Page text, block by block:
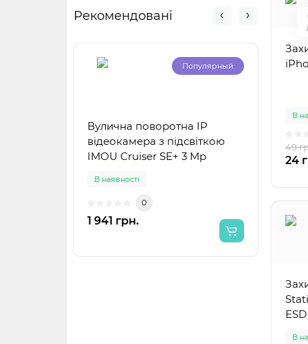
Рекомендовані
Популярный
Вулична поворотна IP
відеокамера з підсвіткою
IMOU Cruiser SE+ 3 Mp
В наявності
0
1 941 грн. 1
В
49
24
ESD
В